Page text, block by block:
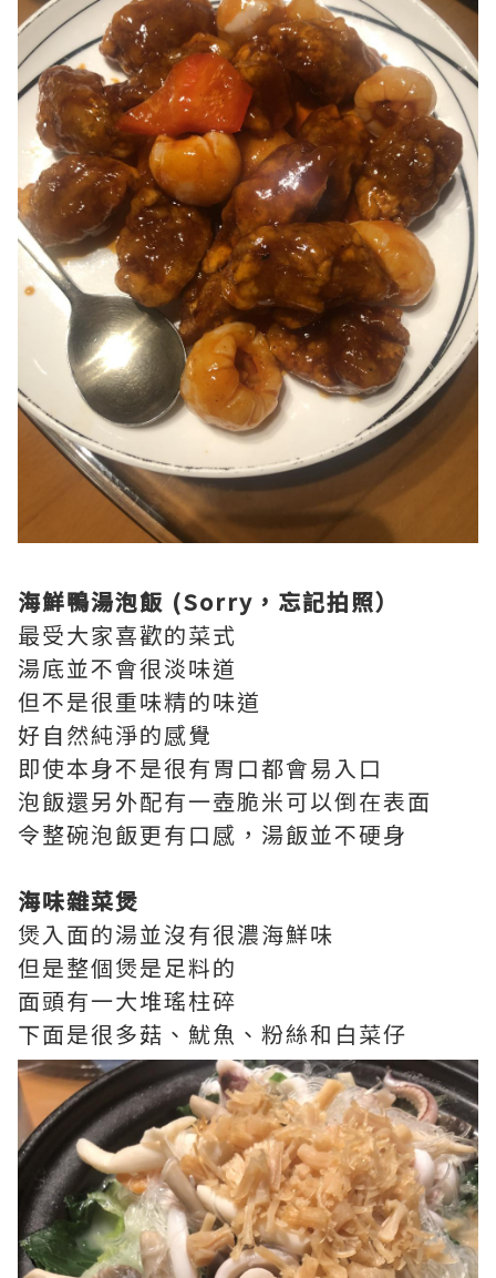
海鮮鴨湯泡飯 (Sorry，忘記拍照）
最受大家喜歡的菜式
湯底並不會很淡味道
但不是很重味精的味道
好自然純淨的感覺
即使本身不是很有胃口都會易入口
泡飯還另外配有一壺脆米可以倒在表面
令整碗泡飯更有口感，湯飯並不硬身
海味雜菜煲
煲入面的湯並沒有很濃海鮮味
但是整個煲是足料的
面頭有一大堆瑤柱碎
下面是很多菇、魷魚、粉絲和白菜仔